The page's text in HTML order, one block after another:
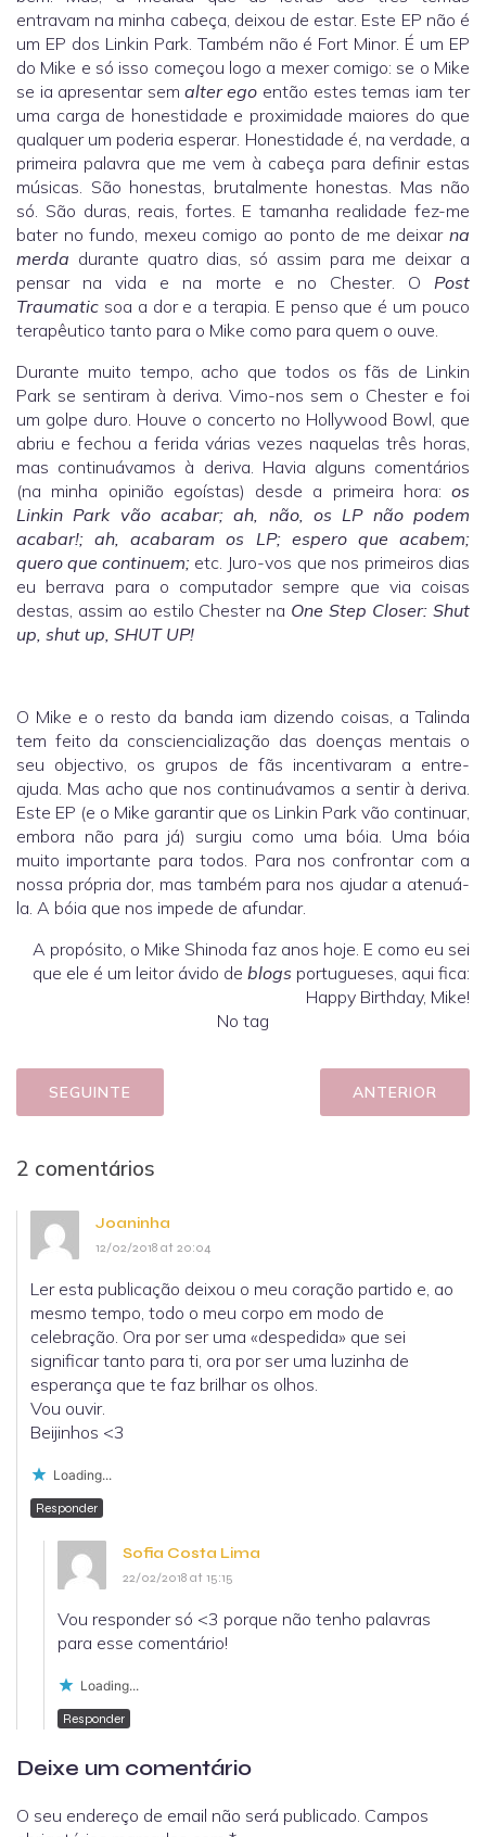
entravam na minha cabeça, deixou de estar. Este EP não é
um EP dos Linkin Park. Também não é Fort Minor. É um EP
do Mike e só isso começou logo a mexer comigo: se o Mike
se ia apresentar sem alter ego então estes temas iam ter
uma carga de honestidade e proximidade maiores do que
qualquer um poderia esperar. Honestidade é, na verdade, a
primeira palavra que me vem à cabeça para definir estas
músicas. São honestas, brutalmente honestas. Mas não
só. São duras, reais, fortes. E tamanha realidade fez-me
bater no fundo, mexeu comigo ao ponto de me deixar na
merda durante quatro dias, só assim para me deixar a
pensar na vida e na morte e no Chester. O Post
Traumatic soa a dor e a terapia. E penso que é um pouco
terapêutico tanto para o Mike como para quem o ouve.
Durante muito tempo, acho que todos os fãs de Linkin
Park se sentiram à deriva. Vimo-nos sem o Chester e foi
um golpe duro. Houve o concerto no Hollywood Bowl, que
abriu e fechou a ferida várias vezes naquelas três horas,
mas continuávamos à deriva. Havia alguns comentários
(na minha opinião egoístas) desde a primeira hora: os
Linkin Park vão acabar; ah, não, os LP não podem
acabar!; ah, acabaram os LP; espero que acabem;
quero que continuem; etc. Juro-vos que nos primeiros dias
eu berrava para o computador sempre que via coisas
destas, assim ao estilo Chester na One Step Closer: Shut
up, shut up, SHUT UP!
O Mike e o resto da banda iam dizendo coisas, a Talinda
tem feito da consciencialização das doenças mentais o
seu objectivo, os grupos de fãs incentivaram a entre-
ajuda. Mas acho que nos continuávamos a sentir à deriva.
Este EP (e o Mike garantir que os Linkin Park vão continuar,
embora não para já) surgiu como uma bóia. Uma bóia
muito importante para todos. Para nos confrontar com a
nossa própria dor, mas também para nos ajudar a atenuá-
la. A bóia que nos impede de afundar.
A propósito, o Mike Shinoda faz anos hoje. E como eu sei
que ele é um leitor ávido de blogs portugueses, aqui fica:
Happy Birthday, Mike!
No tag
SEGUINTE ANTERIOR
2 comentários
Joaninha
12/02/2018 at 20:04
Ler esta publicação deixou o meu coração partido e, ao
mesmo tempo, todo o meu corpo em modo de
celebração. Ora por ser uma «despedida» que sei
significar tanto para ti, ora por ser uma luzinha de
esperança que te faz brilhar os olhos.
Vou ouvir.
Beijinhos <3
Loading...
Responder
Sofia Costa Lima
22/02/2018 at 15:15
Vou responder só <3 porque não tenho palavras
para esse comentário!
Loading...
Responder
Deixe um comentário
O seu endereço de email não será publicado. Campos